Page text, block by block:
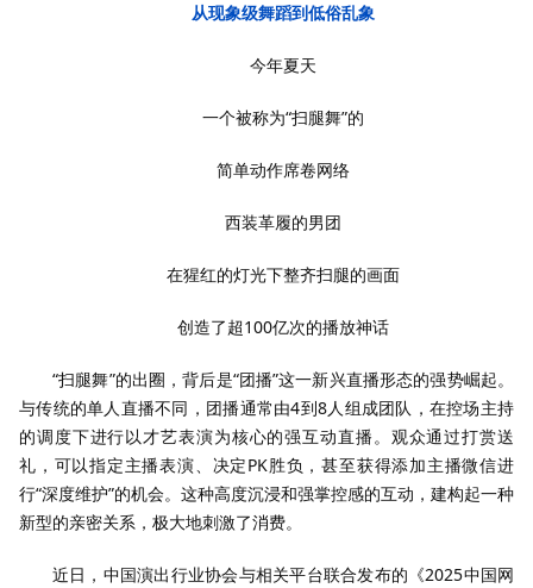
从现象级舞蹈到低俗乱象
今年夏天
一个被称为“扫腿舞”的
简单动作席卷网络
西装革履的男团
在猩红的灯光下整齐扫腿的画面
创造了超100亿次的播放神话
“扫腿舞”的出圈，背后是“团播”这一新兴直播形态的强势崛起。
与传统的单人直播不同，团播通常由4到8人组成团队，在控场主持
的调度下进行以才艺表演为核心的强互动直播。观众通过打赏送
礼，可以指定主播表演、决定PK胜负，甚至获得添加主播微信进
行“深度维护”的机会。这种高度沉浸和强掌控感的互动，建构起一种
新型的亲密关系，极大地刺激了消费。
近日，中国演出行业协会与相关平台联合发布的《2025中国网